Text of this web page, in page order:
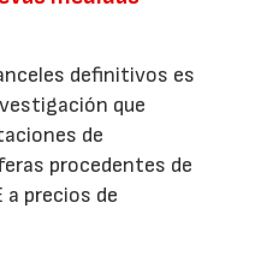
definitivos es
que
de
procedentes de
a precios de